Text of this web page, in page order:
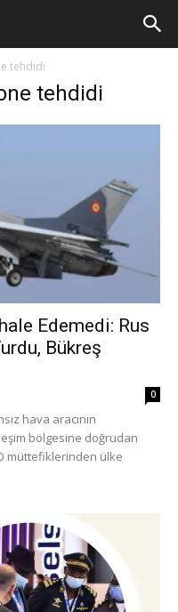
tehdidi
tehdidi
Edemedi: Rus
Bükreş
0
hava aracının
bölgesine doğrudan
müttefiklerinden ülke